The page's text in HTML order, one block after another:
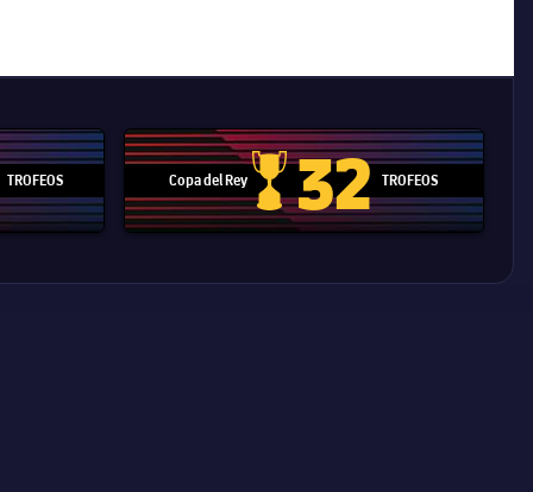
de Clubes
TROFEOS Copa del Rey
Copa del Rey
32 TROFEOS